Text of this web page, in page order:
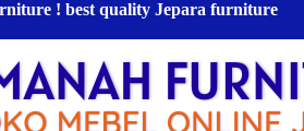
! best quality Jepara furniture